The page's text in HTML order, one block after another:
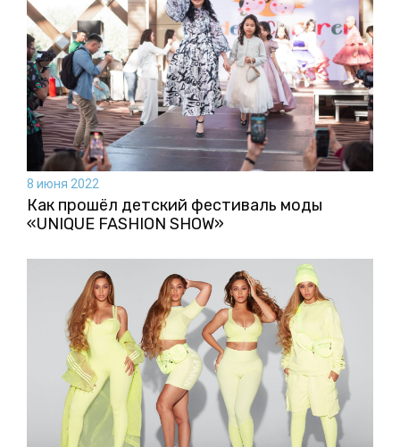
8 июня 2022
Как прошёл детский фестиваль моды
«UNIQUE FASHION SHOW»